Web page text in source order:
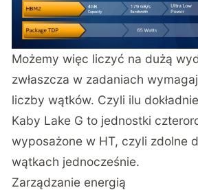
Możemy więc liczyć na dużą
zwłaszcza w zadaniach
liczby wątków. Czyli ilu
Kaby Lake G to jednostki
wyposażone w HT, czyli zdolne
wątkach jednocześnie.
Zarządzanie energią